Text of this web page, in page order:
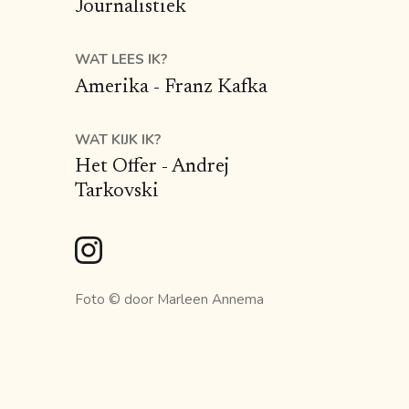
Journalistiek
WAT LEES IK?
Amerika - Franz Kafka
WAT KIJK IK?
Het Offer - Andrej
Tarkovski
Foto © door Marleen Annema